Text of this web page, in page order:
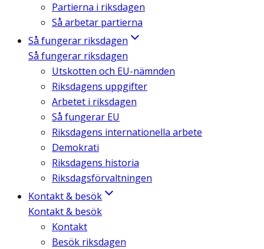
Partierna i riksdagen
Så arbetar partierna
Så fungerar riksdagen
Så fungerar riksdagen
Utskotten och EU-nämnden
Riksdagens uppgifter
Arbetet i riksdagen
Så fungerar EU
Riksdagens internationella arbete
Demokrati
Riksdagens historia
Riksdagsförvaltningen
Kontakt & besök
Kontakt & besök
Kontakt
Besök riksdagen